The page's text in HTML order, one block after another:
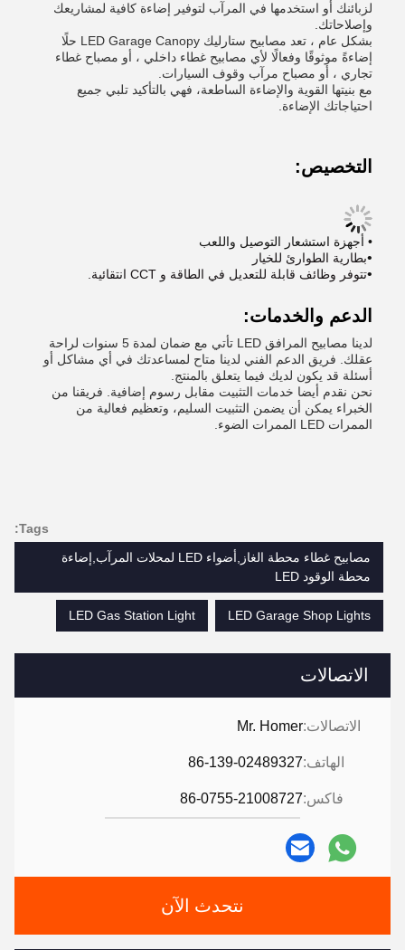
الاتصالات
الاتصالات:Mr. Homer
الهاتف:86-139-02489327
فاكس:86-0755-21008727
نتحدث الآن
لزبائنك أو استخدمها في المرآب لتوفير إضاءة كافية لمشاريعك
وإصلاحاتك.
بشكل عام ، تعد مصابيح ستارليك LED Garage Canopy حلًا
إضاءةً موثوقًا وفعالًا لأي مصابيح غطاء داخلي ، أو مصباح غطاء
تجاري ، أو مصباح مرآب وقوف السيارات.
مع بنيتها القوية والإضاءة الساطعة، فهي بالتأكيد تلبي جميع
احتياجاتك الإضاءة.
التخصيص:
• أجهزة استشعار التوصيل واللعب
•بطارية الطوارئ للخيار
•تتوفر وظائف قابلة للتعديل في الطاقة و CCT انتقائية.
الدعم والخدمات:
لدينا مصابيح المرافق LED تأتي مع ضمان لمدة 5 سنوات لراحة
عقلك. فريق الدعم الفني لدينا متاح لمساعدتك في أي مشاكل أو
أسئلة قد يكون لديك فيما يتعلق بالمنتج.
نحن نقدم أيضا خدمات التثبيت مقابل رسوم إضافية. فريقنا من
الخبراء يمكن أن يضمن التثبيت السليم، وتعظيم فعالية من
الممرات LED الممرات الضوء.
Tags:
مصابيح غطاء محطة الغاز,أضواء LED لمحلات المرآب,إضاءة
محطة الوقود LED
LED Garage Shop Lights
LED Gas Station Light